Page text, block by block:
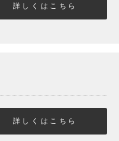
詳しくはこちら
詳しくはこちら